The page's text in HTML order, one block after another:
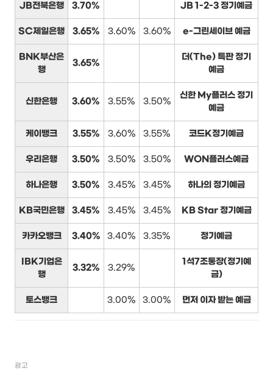
JB전북은행 3.70% JB 1-2-3 정기예금
SC제일은행 3.65% 3.60% 3.60% e-그린세이브 예금
BNK부산은
행
3.65%
더(The) 특판 정기
예금
신한은행 3.60% 3.55% 3.50%
신한 My플러스 정기
예금
케이뱅크 3.55% 3.60% 3.55% 코드K정기예금
우리은행 3.50% 3.50% 3.50% WON플러스예금
하나은행 3.50% 3.45% 3.45% 하나의 정기예금
KB국민은행 3.45% 3.45% 3.45% KB Star 정기예금
카카오뱅크 3.40% 3.40% 3.35% 정기예금
IBK기업은
행
3.32% 3.29%
1석7조통장(정기예
금)
토스뱅크 3.00% 3.00% 먼저 이자 받는 예금
광고